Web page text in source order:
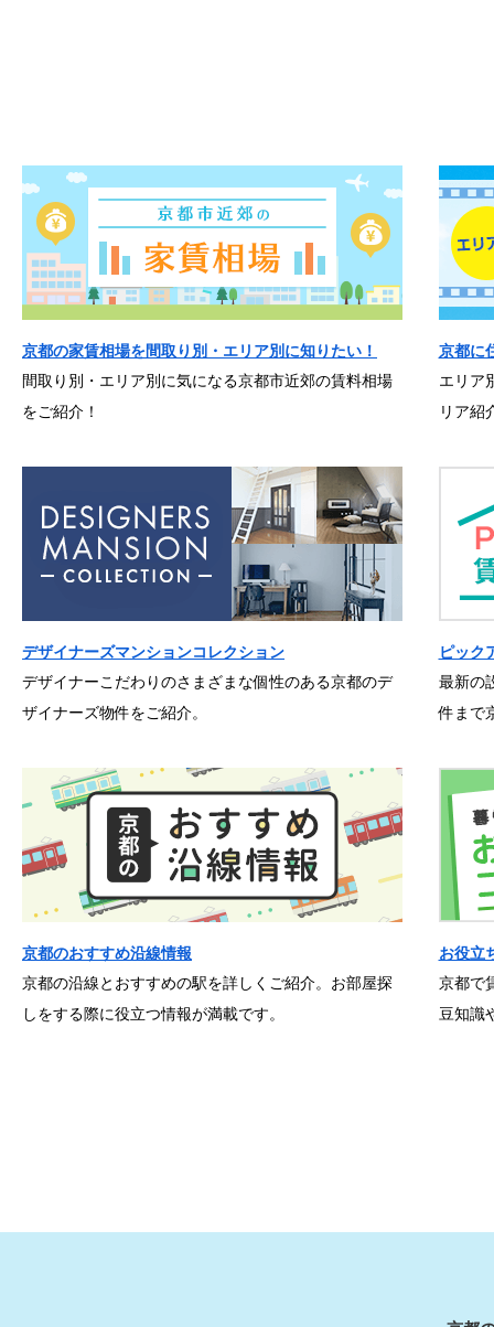
京都の家賃相場を間取り別・エリア別に知りたい！
間取り別・エリア別に気になる京都市近郊の賃料相場
をご紹介！
京都に
エリア
リア紹
デザイナーズマンションコレクション
デザイナーこだわりのさまざまな個性のある京都のデ
ザイナーズ物件をご紹介。
ピック
最新の
件まで
京都のおすすめ沿線情報
京都の沿線とおすすめの駅を詳しくご紹介。お部屋探
しをする際に役立つ情報が満載です。
お役立
京都で
豆知識